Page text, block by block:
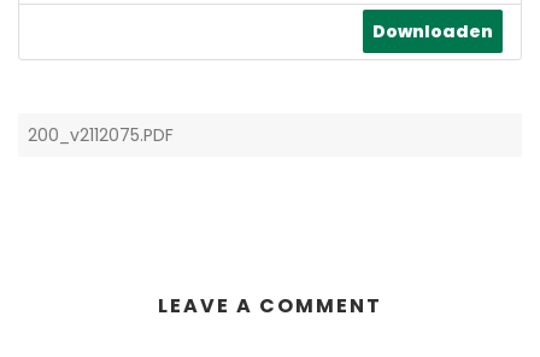
Downloaden
200_v2112075.PDF
LEAVE A COMMENT